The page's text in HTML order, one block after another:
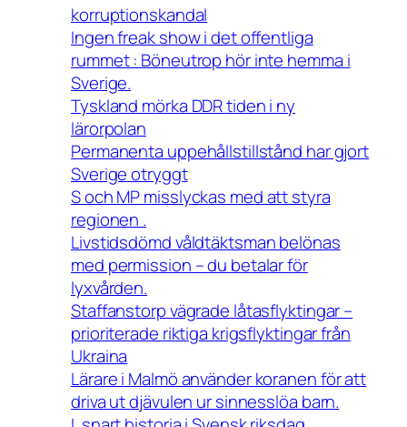
korruptionskandal
Ingen freak show i det offentliga
rummet : Böneutrop hör inte hemma i
Sverige.
Tyskland mörka DDR tiden i ny
lärorpolan
Permanenta uppehållstillstånd har gjort
Sverige otryggt
S och MP misslyckas med att styra
regionen .
Livstidsdömd våldtäktsman belönas
med permission – du betalar för
lyxvården.
Staffanstorp vägrade låtasflyktingar –
prioriterade riktiga krigsflyktingar från
Ukraina
Lärare i Malmö använder koranen för att
driva ut djävulen ur sinnesslöa barn.